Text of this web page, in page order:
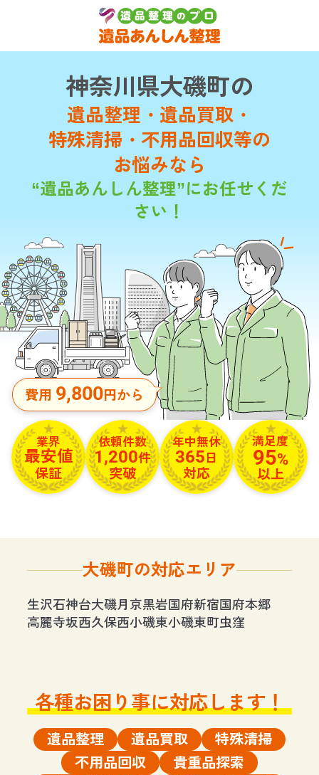
神奈川県大磯町の
遺品整理・遺品買取・
特殊清掃・不用品回収等の
お悩みなら
“遺品あんしん整理”にお任せくだ
さい！
費用 9,800円から
業界
最安値
保証
依頼件数
1,200件
突破
年中無休
365 日
対応
満足度
95%
以上
大磯町の対応エリア
生沢石神台大磯月京黒岩国府新宿国府本郷
高麗寺坂西久保西小磯東小磯東町虫窪
各種お困り事に対応します！
遺品整理 遺品買取
特殊清掃
不用品回収
貴重品探索